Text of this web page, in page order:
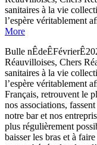
sanitaires à la vie
l’espère véritablement
More
Bulle
Réauvilloises, Chers
sanitaires à la vie
l’espère véritablement
Français, retrouvent le
nos associations,
notre bar et nos
plus régulièrement
baisser les bras et à